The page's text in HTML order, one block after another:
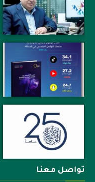
تواصل معنا